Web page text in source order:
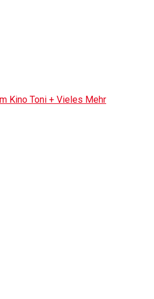
Kino Toni + Vieles Mehr